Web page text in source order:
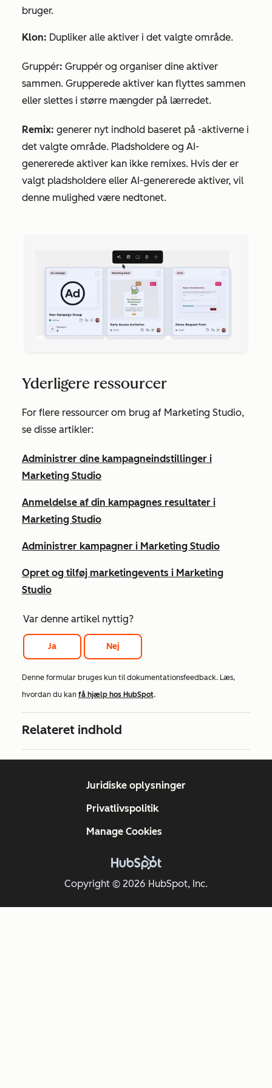
bruger.
Klon: Dupliker alle aktiver i det valgte område.
Gruppér: Gruppér og organiser dine aktiver
sammen. Grupperede aktiver kan flyttes sammen
eller slettes i større mængder på lærredet.
Remix: generer nyt indhold baseret på -aktiverne i
det valgte område. Pladsholdere og AI-
genererede aktiver kan ikke remixes. Hvis der er
valgt pladsholdere eller AI-genererede aktiver, vil
denne mulighed være nedtonet.
Yderligere ressourcer
For flere ressourcer om brug af Marketing Studio,
se disse artikler:
Administrer dine kampagneindstillinger i
Marketing Studio
Anmeldelse af din kampagnes resultater i
Marketing Studio
Administrer kampagner i Marketing Studio
Opret og tilføj marketingevents i Marketing
Studio
Var denne artikel nyttig?
Ja Nej
Denne formular bruges kun til dokumentationsfeedback. Læs,
hvordan du kan få hjælp hos HubSpot.
Relateret indhold
Copyright © 2026 HubSpot, Inc.
Juridiske oplysninger
Privatlivspolitik
Manage Cookies